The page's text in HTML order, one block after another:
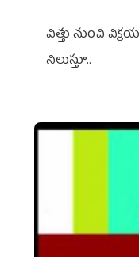
విత్తు నుంచి
నిలుస్తూ..